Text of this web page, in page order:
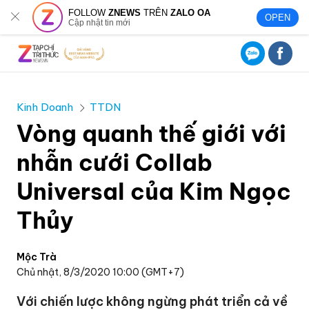
FOLLOWZNEWS TRÊNZALO OA
Cập nhật tin mới OPEN
Kinh Doanh TTDN
Vòng quanh thế giới với
nhẫn cưới Collab
Universal của Kim Ngọc
Thủy
Mộc Trà
Chủ nhật, 8/3/2020 10:00 (GMT+7)
Với chiến lược không ngừng phát triển cả về